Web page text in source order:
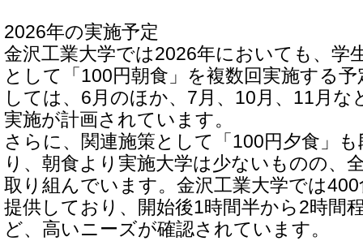
2026年の実施予定
金沢工業大学では2026年においても、学
として「100円朝食」を複数回実施する
しては、6月のほか、7月、10月、11月
実施が計画されています。
さらに、関連施策として「100円夕食」
り、朝食より実施大学は少ないものの、
取り組んでいます。金沢工業大学では
提供しており、開始後1時間半から2時間
ど、高いニーズが確認されています。